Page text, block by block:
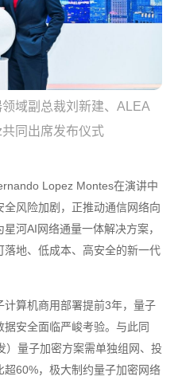
域副总裁刘新建、ALEA
同出席发布仪式
Lopez Montes在演讲中
风险加剧，正推动通信网络向
河AI网络通量一体解决方案，
地、低成本、高安全的新一代
计算机商用部署提前3年，量子
安全面临严峻考验。与此同
）量子加密方案需单独组网、投
60%，极大制约量子加密网络